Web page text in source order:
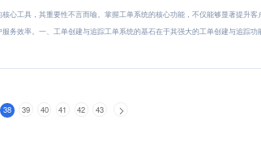
心工具，其重要性不言而喻。掌握工单系统的核心功能，不仅能够显著提升客
务效率。一、工单创建与追踪工单系统的基石在于其强大的工单创建与追踪功
38 39 40 41 42 43